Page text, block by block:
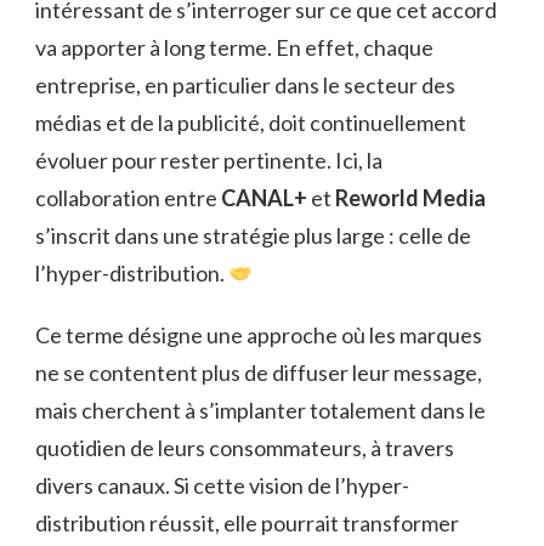
intéressant de s’interroger sur ce que cet accord
va apporter à long terme. En effet, chaque
entreprise, en particulier dans le secteur des
médias et de la publicité, doit continuellement
évoluer pour rester pertinente. Ici, la
collaboration entre CANAL+ et Reworld Media
s’inscrit dans une stratégie plus large : celle de
l’hyper-distribution.
Ce terme désigne une approche où les marques
ne se contentent plus de diffuser leur message,
mais cherchent à s’implanter totalement dans le
quotidien de leurs consommateurs, à travers
divers canaux. Si cette vision de l’hyper-
distribution réussit, elle pourrait transformer